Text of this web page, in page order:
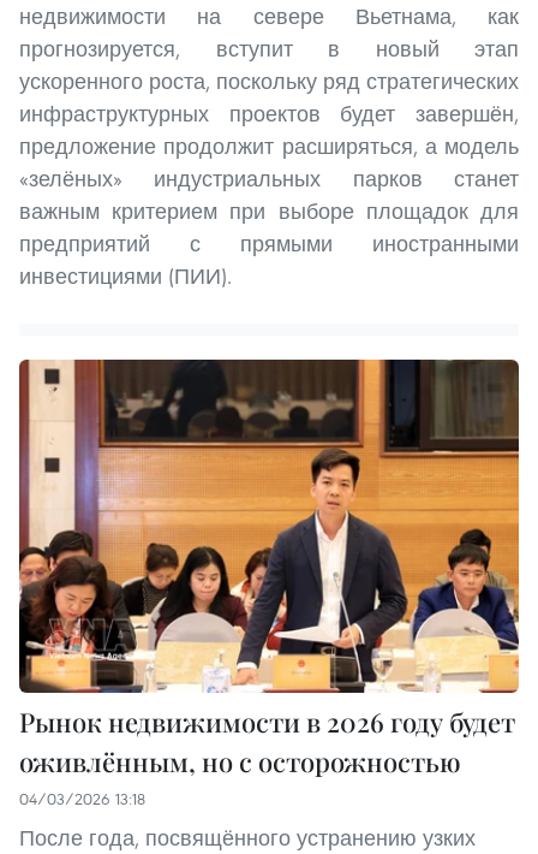
недвижимости на севере Вьетнама, как
прогнозируется, вступит в новый этап
ускоренного роста, поскольку ряд стратегических
инфраструктурных проектов будет завершён,
предложение продолжит расширяться, а модель
«зелёных» индустриальных парков станет
важным критерием при выборе площадок для
предприятий с прямыми иностранными
инвестициями (ПИИ).
Рынок недвижимости в 2026 году будет
оживлённым, но с осторожностью
04/03/2026 13:18
После года, посвящённого устранению узких